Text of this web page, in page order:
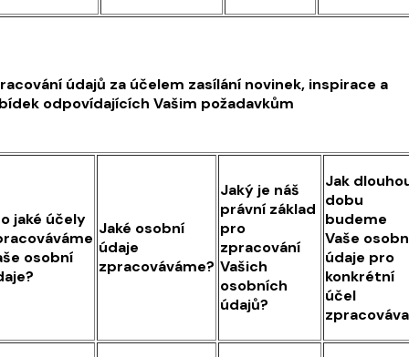
údajů za účelem zasílání novinek, inspirace a
odpovídajících Vašim požadavkům
jaké účely
osobní
Jaké osobní
údaje
zpracováváme?
Jaký je náš
právní základ
pro
zpracování
Vašich
osobních
údajů?
Jak
dobu
budeme
Vaše
údaje pro
konkrétní
účel